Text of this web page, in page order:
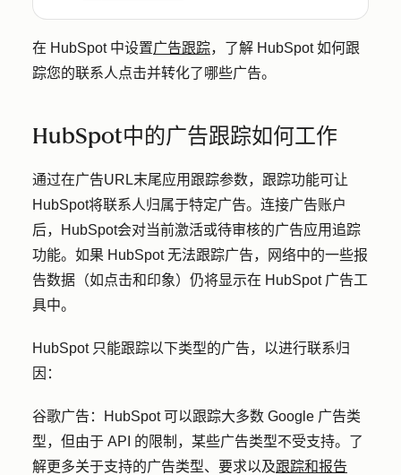
在 HubSpot 中设置广告跟踪，了解 HubSpot 如何跟
踪您的联系人点击并转化了哪些广告。
HubSpot中的广告跟踪如何工作
通过在广告URL末尾应用跟踪参数，跟踪功能可让
HubSpot将联系人归属于特定广告。连接广告账户
后，HubSpot会对当前激活或待审核的广告应用追踪
功能。如果 HubSpot 无法跟踪广告，网络中的一些报
告数据（如点击和印象）仍将显示在 HubSpot 广告工
具中。
HubSpot 只能跟踪以下类型的广告，以进行联系归
因：
谷歌广告：
HubSpot 可以跟踪大多数 Google 广告类
型，但由于 API 的限制，某些广告类型不受支持。了
解更多关于支持的广告类型、要求以及跟踪和报告